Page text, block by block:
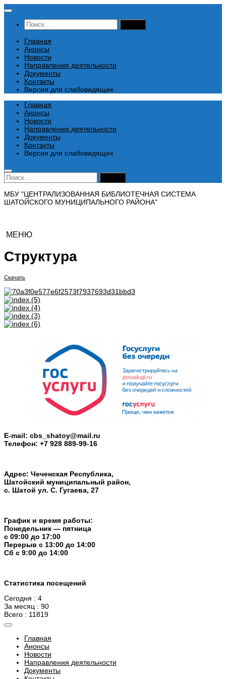
Перейти
содержимому
Найти:
Главная
Анонсы
Новости
Направления деятельности
Документы
Контакты
Версия для слабовидящих
Главная
Анонсы
Новости
Направления деятельности
Документы
Контакты
Версия для слабовидящих
Найти:
МБУ "ЦЕНТРАЛИЗОВАННАЯ БИБЛИОТЕЧНАЯ СИСТЕМА
ШАТОЙСКОГО МУНИЦИПАЛЬНОГО РАЙОНА"
МЕНЮ
Структура
Скачать
E-mail: cbs_shatoy@mail.ru
Телефон: +7 928 889-99-16
Адрес: Чеченская Республика,
Шатойский муниципальный район,
с. Шатой ул. С. Гугаева, 27
График и время работы:
Понедельник — пятница
с 09:00 до 17:00
Перерыв c 13:00 до 14:00
Cб с 9:00 до 14:00
Статистика посещений
Сегодня : 4
За месяц : 90
Всего : 11819
Главная
Анонсы
Новости
Направления деятельности
Документы